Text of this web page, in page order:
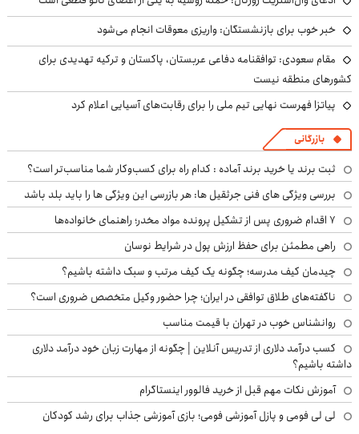
خبر خوب برای بازنشستگان: واریزی معوقات انجام می‌شود
مقام سعودی: توافقنامه دفاعی عربستان، پاکستان و ترکیه تهدیدی برای
کشورهای منطقه نیست
پیاتزا فهرست نهایی تیم ملی را برای رقابت‌های آسیایی اعلام کرد
بازرگانی
ثبت برند یا خرید برند آماده : کدام راه برای کسب‌وکار شما مناسب‌تر است؟
بررسی ویژگی های فنی جرثقیل ها: هر بازرسی این ویژگی ها را باید بلد باشد
۷ اقدام ضروری پس از تشکیل پرونده مواد مخدر؛ راهنمای خانواده‌ها
راهی مطمئن برای حفظ ارزش پول در شرایط نوسان
چیدمان کیف مدرسه؛ چگونه یک کیف مرتب و سبک داشته باشیم؟
ناگفته‌های طلاق توافقی در ایران؛ چرا حضور وکیل متخصص ضروری است؟
روانشناس خوب در تهران با قیمت مناسب
کسب درآمد دلاری از تدریس آنلاین | چگونه از مهارت زبان خود درآمد دلاری
داشته باشیم؟
آموزش نکات مهم قبل از خرید فالوور اینستاگرام
لی لی فومی و پازل آموزشی فومی؛ بازی آموزشی جذاب برای رشد کودکان